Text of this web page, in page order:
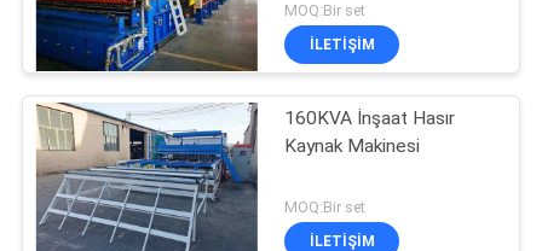
MOQ:Bir set
İLETIŞIM
160KVA İnşaat Hasır
Kaynak Makinesi
MOQ:Bir set
İLETIŞIM